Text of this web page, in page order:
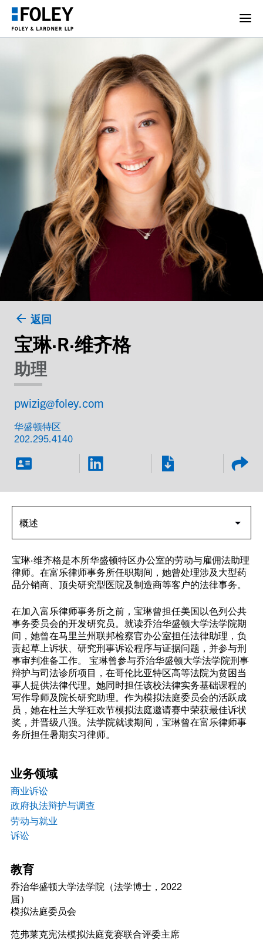
返回
宝琳·R·维齐格
助理
pwizig@foley.com
华盛顿特区
202.295.4140
业务领域
商业诉讼
政府执法辩护与调查
劳动与就业
诉讼
教育
乔治华盛顿大学法学院（法学博士，2022
届）
模拟法庭委员会
范弗莱克宪法模拟法庭竞赛联合评委主席
宝琳·维齐格是本所华盛顿特区办公室的劳动与雇佣法助理
律师。在富乐律师事务所任职期间，她曾处理涉及大型药
品分销商、顶尖研究型医院及制造商等客户的法律事务。
在加入富乐律师事务所之前，宝琳曾担任美国以色列公共
事务委员会的开发研究员。就读乔治华盛顿大学法学院期
间，她曾在马里兰州联邦检察官办公室担任法律助理，负
责起草上诉状、研究刑事诉讼程序与证据问题，并参与刑
事审判准备工作。 宝琳曾参与乔治华盛顿大学法学院刑事
辩护与司法诊所项目，在哥伦比亚特区高等法院为贫困当
事人提供法律代理。她同时担任该校法律实务基础课程的
写作导师及院长研究助理。作为模拟法庭委员会的活跃成
员，她在杜兰大学狂欢节模拟法庭邀请赛中荣获最佳诉状
奖，并晋级八强。法学院就读期间，宝琳曾在富乐律师事
务所担任暑期实习律师。